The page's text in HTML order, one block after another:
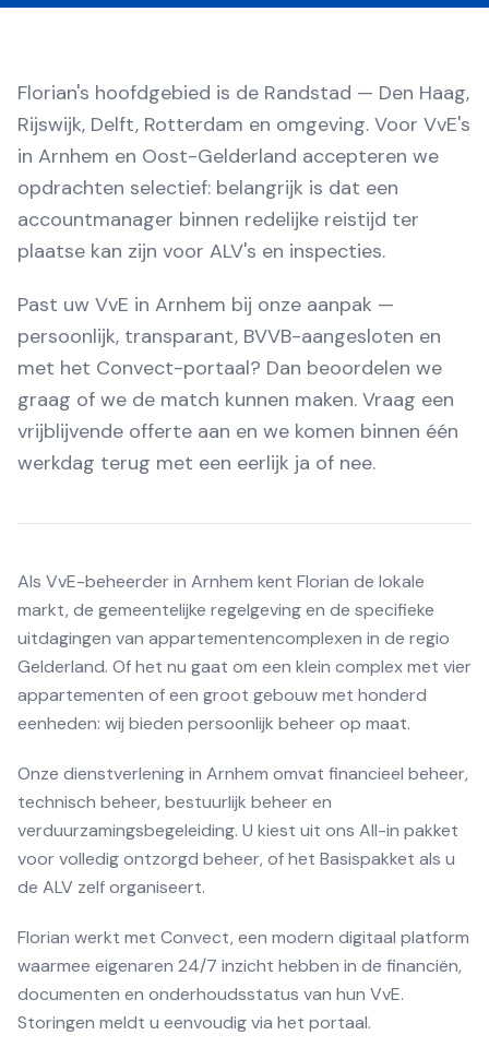
Florian's hoofdgebied is de Randstad — Den Haag,
Rijswijk, Delft, Rotterdam en omgeving. Voor VvE's
in Arnhem en Oost-Gelderland accepteren we
opdrachten selectief: belangrijk is dat een
accountmanager binnen redelijke reistijd ter
plaatse kan zijn voor ALV's en inspecties.
Past uw VvE in Arnhem bij onze aanpak —
persoonlijk, transparant, BVVB-aangesloten en
met het Convect-portaal? Dan beoordelen we
graag of we de match kunnen maken. Vraag een
vrijblijvende offerte aan en we komen binnen één
werkdag terug met een eerlijk ja of nee.
Als VvE-beheerder in Arnhem kent Florian de lokale
markt, de gemeentelijke regelgeving en de specifieke
uitdagingen van appartementencomplexen in de regio
Gelderland. Of het nu gaat om een klein complex met vier
appartementen of een groot gebouw met honderd
eenheden: wij bieden persoonlijk beheer op maat.
Onze dienstverlening in Arnhem omvat financieel beheer,
technisch beheer, bestuurlijk beheer en
verduurzamingsbegeleiding. U kiest uit ons All-in pakket
voor volledig ontzorgd beheer, of het Basispakket als u
de ALV zelf organiseert.
Florian werkt met Convect, een modern digitaal platform
waarmee eigenaren 24/7 inzicht hebben in de financiën,
documenten en onderhoudsstatus van hun VvE.
Storingen meldt u eenvoudig via het portaal.